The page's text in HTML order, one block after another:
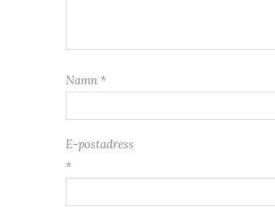
Namn *
E-postadress
*